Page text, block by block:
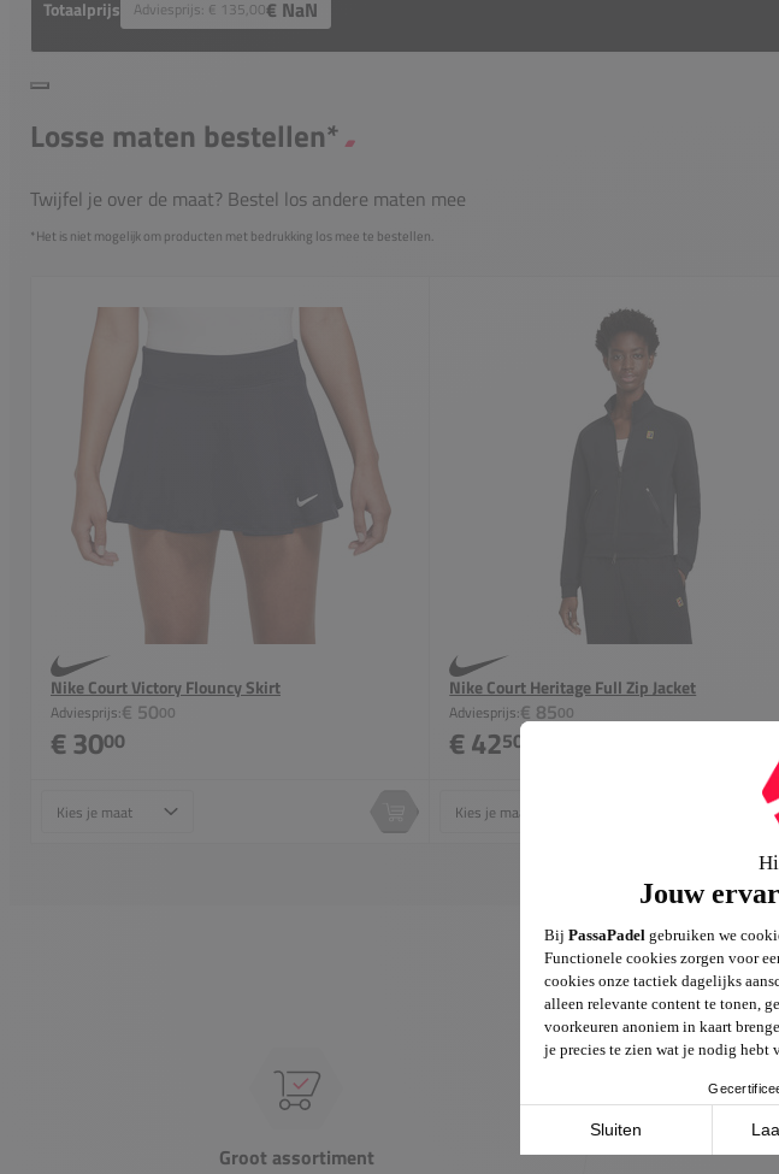
Totaalprijs Adviesprijs: € 135,00€ NaN
Losse maten bestellen*
Twijfel je over de maat? Bestel los andere maten mee
*Het is niet mogelijk om producten met bedrukking los mee te bestellen.
Nike Court Victory Flouncy Skirt
Adviesprijs:€ 5000
€ 3000
In winkelwagen
Nike Court Heritage Full Zip Jacket
Adviesprijs:€ 8500
€ 4250
Groot assortiment